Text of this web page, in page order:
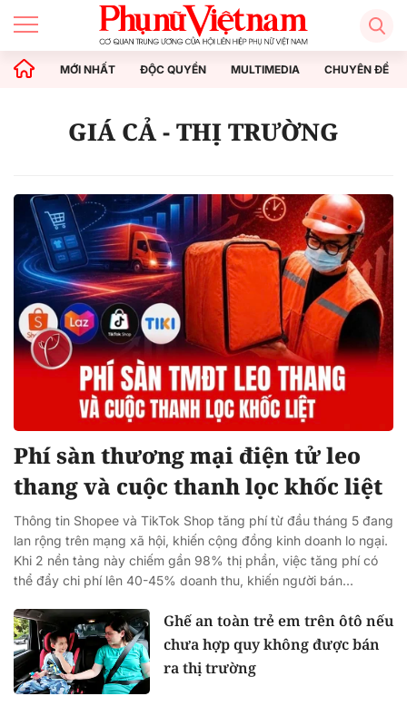
MỚI NHẤT ĐỘC QUYỀN MULTIMEDIA CHUYÊN ĐỀ
GIÁ CẢ - THỊ TRƯỜNG
Phí sàn thương mại điện tử leo
thang và cuộc thanh lọc khốc liệt
Thông tin Shopee và TikTok Shop tăng phí từ đầu tháng 5 đang
lan rộng trên mạng xã hội, khiến cộng đồng kinh doanh lo ngại.
Khi 2 nền tảng này chiếm gần 98% thị phần, việc tăng phí có
thể đẩy chi phí lên 40-45% doanh thu, khiến người bán...
Ghế an toàn trẻ em trên ôtô nếu
chưa hợp quy không được bán
ra thị trường